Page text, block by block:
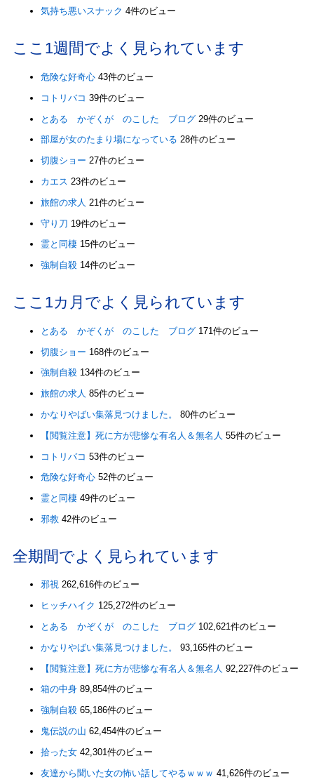
気持ち悪いスナック 4件のビュー
ここ1週間でよく見られています
危険な好奇心 43件のビュー
コトリバコ 39件のビュー
とある かぞくが のこした ブログ 29件のビュー
部屋が女のたまり場になっている 28件のビュー
切腹ショー 27件のビュー
カエス 23件のビュー
旅館の求人 21件のビュー
守り刀 19件のビュー
霊と同棲 15件のビュー
強制自殺 14件のビュー
ここ1カ月でよく見られています
とある かぞくが のこした ブログ 171件のビュー
切腹ショー 168件のビュー
強制自殺 134件のビュー
旅館の求人 85件のビュー
かなりやばい集落見つけました。
80件のビュー
【閲覧注意】死に方が悲惨な有名人＆無名人 55件のビュー
コトリバコ 53件のビュー
危険な好奇心 52件のビュー
霊と同棲 49件のビュー
邪教 42件のビュー
全期間でよく見られています
邪視 262,616件のビュー
ヒッチハイク 125,272件のビュー
とある かぞくが のこした ブログ 102,621件のビュー
かなりやばい集落見つけました。
93,165件のビュー
【閲覧注意】死に方が悲惨な有名人＆無名人 92,227件のビュー
箱の中身 89,854件のビュー
強制自殺 65,186件のビュー
鬼伝説の山 62,454件のビュー
拾った女 42,301件のビュー
友達から聞いた女の怖い話してやるｗｗｗ 41,626件のビュー